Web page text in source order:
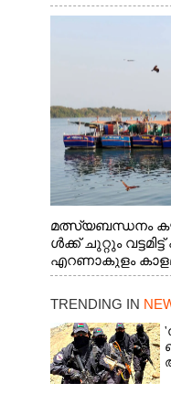
എറണാകുളം
മത്സ്യബന്ധനം
ൾക്ക് ചുറ്റും
എറണാകുളം
ള്ള കാഴ്ച
TRENDING IN